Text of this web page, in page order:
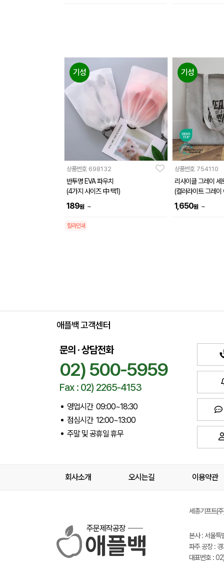
기성
상품번호 698132
반투명 EVA 파우치
(4가지 사이즈 中 택1)
189원 ~
칼라인쇄
기성
상품번호 754110
리사이클 그레이 세
(컬러라이트 그레
파우치 그레이)
1,650원 ~
애플백 고객센터
문의 · 상담전화
02) 500-5959
Fax : 02) 2265-4153
영업시간 09:00~18:30
점심시간 12:00~13:00
주말 및 공휴일 휴무
회사소개 오시는길 이용약관
주문제작공장
세종기프트(
본사 : 서울
파주 공장 :
대표번호 :